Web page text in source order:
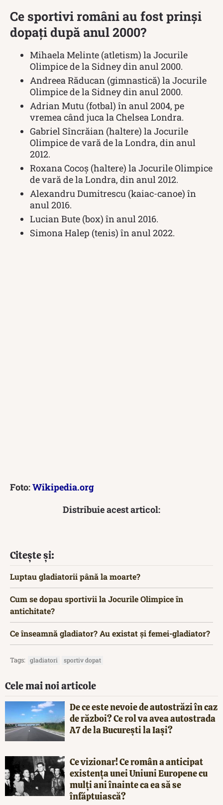
Ce sportivi români au fost prinși
dopați după anul 2000?
Mihaela Melinte (atletism) la Jocurile
Olimpice de la Sidney din anul 2000.
Andreea Răducan (gimnastică) la Jocurile
Olimpice de la Sidney din anul 2000.
Adrian Mutu (fotbal) în anul 2004, pe
vremea când juca la Chelsea Londra.
Gabriel Sîncrăian (haltere) la Jocurile
Olimpice de vară de la Londra, din anul
2012.
Roxana Cocoș (haltere) la Jocurile Olimpice
de vară de la Londra, din anul 2012.
Alexandru Dumitrescu (kaiac-canoe) în
anul 2016.
Lucian Bute (box) în anul 2016.
Simona Halep (tenis) în anul 2022.
Foto:Wikipedia.org
Distribuie acest articol:
Citește și:
Luptau gladiatorii până la moarte?
Cum se dopau sportivii la Jocurile Olimpice în
antichitate?
Ce înseamnă gladiator? Au existat și femei-gladiator?
Tags: gladiatori sportiv dopat
Cele mai noi articole
De ce este nevoie de autostrăzi în caz
de război? Ce rol va avea autostrada
A7 de la București la Iași?
Ce vizionar! Ce român a anticipat
existența unei Uniuni Europene cu
mulți ani înainte ca ea să se
înfăptuiască?